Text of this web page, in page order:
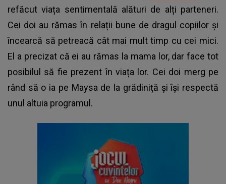
refăcut viața sentimentală alături de alți parteneri.
Cei doi au rămas în relații bune de dragul copiilor și
încearcă să petreacă cât mai mult timp cu cei mici.
El a precizat că ei au rămas la mama lor, dar face tot
posibilul să fie prezent în viața lor. Cei doi merg pe
rând să o ia pe Maysa de la grădiniță și își respectă
unul altuia programul.